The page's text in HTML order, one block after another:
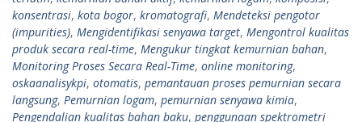
konsentrasi, kota bogor, kromatografi, Mendeteksi pengotor
(impurities), Mengidentifikasi senyawa target, Mengontrol kualitas
produk secara real-time, Mengukur tingkat kemurnian bahan,
Monitoring Proses Secara Real-Time, online monitoring,
oskaanalisykpi, otomatis, pemantauan proses pemurnian secara
langsung, Pemurnian logam, pemurnian senyawa kimia,
Pengendalian kualitas bahan baku, penggunaan spektrometri